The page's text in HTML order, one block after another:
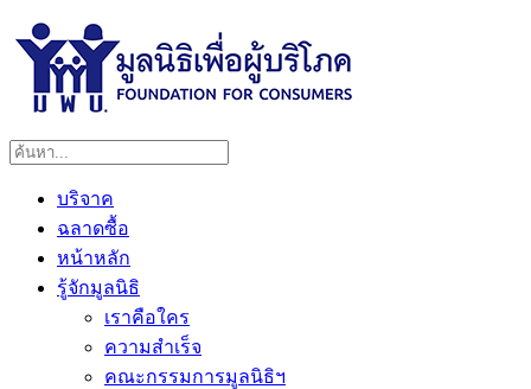
บริจาค
ฉลาดซื้อ
หน้าหลัก
รู้จักมูลนิธิ
เราคือใคร
ความสำเร็จ
คณะกรรมการมูลนิธิฯ